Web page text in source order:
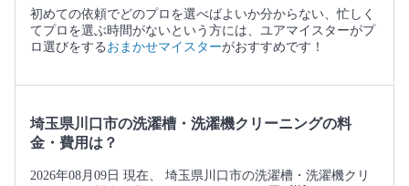
初めての依頼でどのプロを選べばよいか分からない、忙しく
てプロを選ぶ時間がないという方には、ユアマイスターがプ
ロ選びをする おまかせマイスターがおすすめです！
埼玉県川口市の洗濯槽・洗濯機クリーニングの料
金・費用は？
2026年08月09日 現在、 埼玉県川口市の洗濯槽・洗濯機クリ